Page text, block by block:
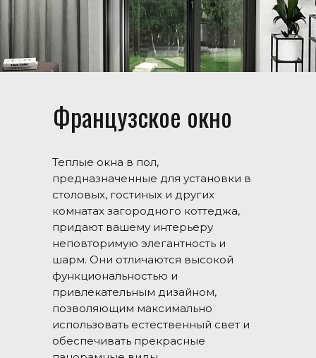
Французское окно
Теплые окна в пол,
предназначенные для установки в
столовых, гостиных и других
комнатах загородного коттеджа,
придают вашему интерьеру
неповторимую элегантность и
шарм. Они отличаются высокой
функциональностью и
привлекательным дизайном,
позволяющим максимально
использовать естественный свет и
обеспечивать прекрасные